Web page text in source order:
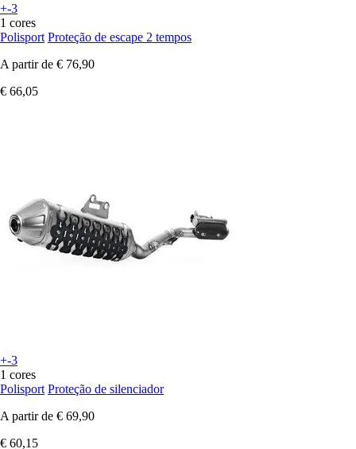
+-3
1 cores
Polisport Proteção de escape 2 tempos
A partir de € 76,90
€ 66,05
+-3
1 cores
Polisport Proteção de silenciador
A partir de € 69,90
€ 60,15